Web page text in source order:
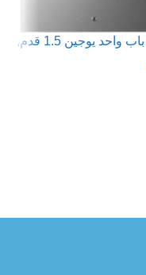
ثلاجة باب واحد يوجين 1.5 قدم,